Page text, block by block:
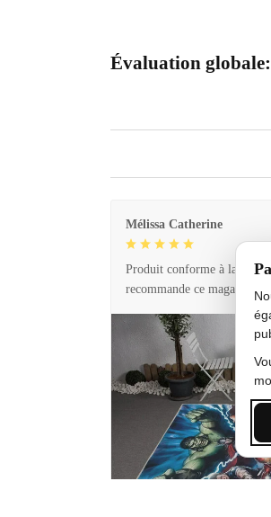
Évaluation
Mélissa Catherine
Produit conforme à la
recommande ce magasin !